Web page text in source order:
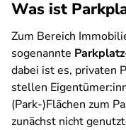
Was ist
Zum Bereich
sogenannte
dabei ist es, privaten
stellen
(Park-)Flächen zum
zunächst nicht